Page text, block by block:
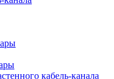
кабель-канала